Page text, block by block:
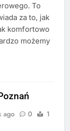
To
za to, jak
komfortowo
możemy
ago 0
1